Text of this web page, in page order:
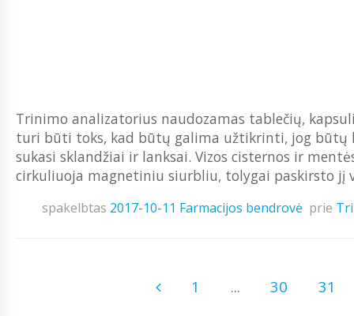
Trinimo analizatorius naudozamas tablečių,
turi būti toks, kad būtų galima užtikrinti, jog būtų
sukasi sklandžiai ir lanksai. Vizos cisternos ir
cirkuliuoja magnetiniu siurbliu, tolygai paskirsto jį
spakelbtas 2017-10-11 Farmacijos bendrovė prie
1 ... 30 31